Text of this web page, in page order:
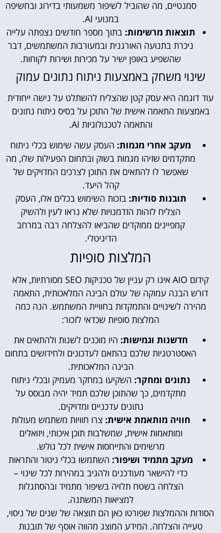
סמנטיים, מה שהוביל לשיפור משמעותי בדירוג ובחשיפה
במנועי AI.
תוצאות מרשימות: בתוך מספר חודשים נצפתה עלייה
ניכרת בתנועה האורגנית ובמעורבות המשתמשים, דבר
שהשפיע באופן ישיר על מכירות ושירות לקוחות.
שינוי משחק באמצעות ניתוח נתונים עמוק
עוד דוגמה היא עסק קטן שהצליח להשתלט על נישה ייחודית
באמצעות התאמה אישית של התוכן על בסיס ניתוח נתונים
והתאמה לטכנולוגיות AI.
מעקב אחרי מגמות: העסק עשה שימוש בכלי ניתוח
מתקדמים שזיהו מגמות בשוק ובתחום הפעילות שלו, מה
שאפשר לו להתאים את התוכן לצרכים המדויקים של
קהל היעד.
תובנות סודיות: בזכות השימוש בכלים אלו, העסק
הצליח לזהות הזדמנויות שלא נראו לעין ולהשיק
קמפיינים ממוקדים שהביאו להצלחה רבה במרחב
הדיגיטלי.
המלצות סופיות
קידום AIO אינו רק עניין של טכניקות SEO מסורתיות, אלא
דורש הבנה עמוקה של עולם הבינה המלאכותית, התאמה
מהירה לשינויים והתמקדות בחוויית המשתמש. הנה כמה
המלצות סופיות שכדאי לזכור:
חדשנות וגמישות: היו מוכנים לשנות ולהתאים את
האסטרטגיות שלכם בהתאם לעדכונים ולחידושים בתחום
הבינה המלאכותית.
נתונים ומחקר: השקיעו במחקר מעמיק ובכלי ניתוח
מתקדמים, כך שהתוכן שלכם תמיד יהיה מבוסס על
נתונים עדכניים ומדויקים.
חוויה מותאמת אישית: צרו חוויות משתמש מעולות
ומותאמות אישית, שמשלבות תוכן איכותי, ויזואלים
מרשימים והתייחסות אישית לכל גולש.
מעקב מתמיד ושיפור: השתמשו בכלי ניטור והתראות
כדי להישאר מעודכנים ולהגיב במהירות לכל שינוי –
הצלחה בשטח תלויה בשיפור מתמיד ובהסתגלות
למציאות המשתנה.
הסודות וההמלצות שפורטו כאן הם תוצאה של שנים של ניסוי,
טעייה והצלחה. המידע המוצג מהווה אוסף של תובנות